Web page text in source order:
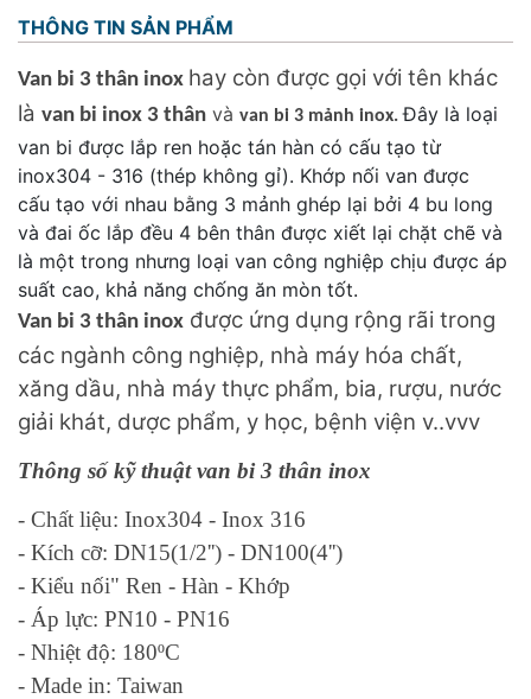
THÔNG TIN SẢN PHẨM
Van bi 3 thân inox hay còn được gọi với tên khác
là van bi inox 3 thân và van bi 3 mảnh inox.Đây là loại
van bi được lắp ren hoặc tán hàn có cấu tạo từ
inox304 - 316 (thép không gỉ). Khớp nối van được
cấu tạo với nhau bằng 3 mảnh ghép lại bởi 4 bu long
và đai ốc lắp đều 4 bên thân được xiết lại chặt chẽ và
là một trong nhưng loại van công nghiệp chịu được áp
suất cao, khả năng chống ăn mòn tốt.
Van bi 3 thân inox được ứng dụng rộng rãi trong
các ngành công nghiệp, nhà máy hóa chất,
xăng dầu, nhà máy thực phẩm, bia, rượu, nước
giải khát, dược phẩm, y học, bệnh viện v..vvv
Thông số kỹ thuật van bi 3 thân inox
- Chất liệu: Inox304 - Inox 316
- Kích cỡ: DN15(1/2'') - DN100(4'')
- Kiểu nối" Ren - Hàn - Khớp
- Áp lực: PN10 - PN16
- Nhiệt độ: 180ºC
- Made in: Taiwan